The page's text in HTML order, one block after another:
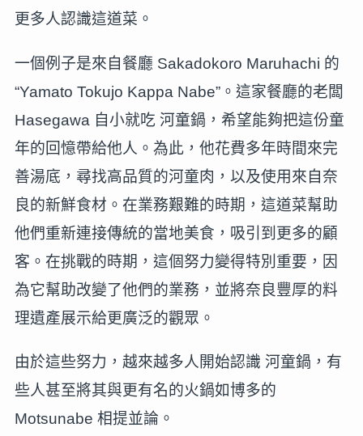
更多人認識這道菜。
一個例子是來自餐廳 Sakadokoro Maruhachi 的
“Yamato Tokujo Kappa Nabe”。這家餐廳的老闆
Hasegawa 自小就吃 河童鍋，希望能夠把這份童
年的回憶帶給他人。為此，他花費多年時間來完
善湯底，尋找高品質的河童肉，以及使用來自奈
良的新鮮食材。在業務艱難的時期，這道菜幫助
他們重新連接傳統的當地美食，吸引到更多的顧
客。在挑戰的時期，這個努力變得特別重要，因
為它幫助改變了他們的業務，並將奈良豐厚的料
理遺產展示給更廣泛的觀眾。
由於這些努力，越來越多人開始認識 河童鍋，有
些人甚至將其與更有名的火鍋如博多的
Motsunabe 相提並論。